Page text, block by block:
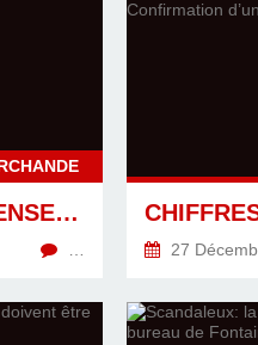
IL FAUT TIRER DES ENSEIGNEMENTS POUR DIEPPE, DE L'AFFAIRE DU TK BREMEN !
27